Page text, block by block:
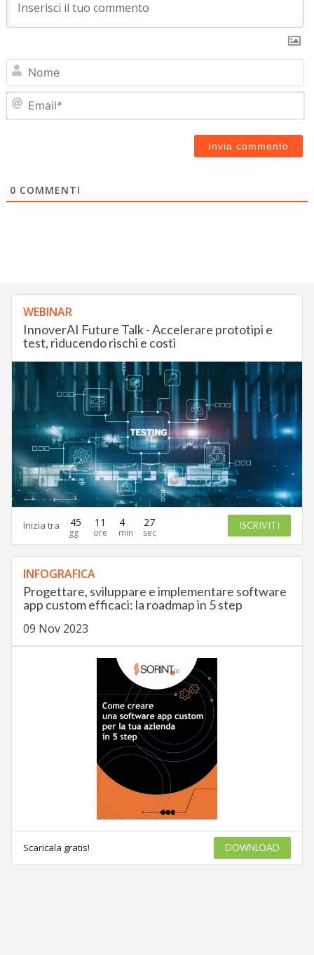
0 COMMENTI
WEBINAR
InnoverAI Future Talk - Accelerare prototipi e
test, riducendo rischi e costi
Inizia tra 45 11 4 26 ISCRIVITI
INFOGRAFICA
Progettare, sviluppare e implementare software
app custom efficaci: la roadmap in 5 step
09 Nov 2023
Scaricala gratis! DOWNLOAD